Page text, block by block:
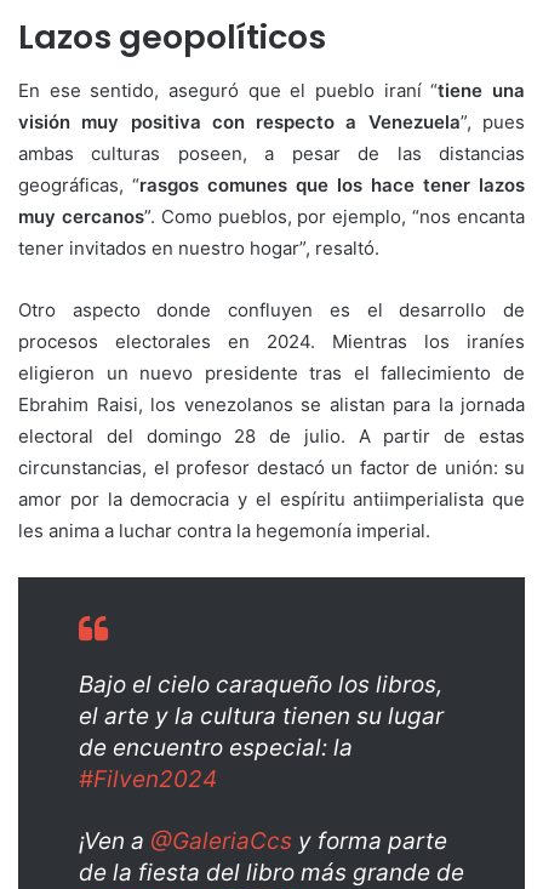
Lazos geopolíticos
En ese sentido, aseguró que el pueblo iraní “tiene una
visión muy positiva con respecto a Venezuela”, pues
ambas culturas poseen, a pesar de las distancias
geográficas, “rasgos comunes que los hace tener lazos
muy cercanos”. Como pueblos, por ejemplo, “nos encanta
tener invitados en nuestro hogar”, resaltó.
Otro aspecto donde confluyen es el desarrollo de
procesos electorales en 2024. Mientras los iraníes
eligieron un nuevo presidente tras el fallecimiento de
Ebrahim Raisi, los venezolanos se alistan para la jornada
electoral del domingo 28 de julio. A partir de estas
circunstancias, el profesor destacó un factor de unión: su
amor por la democracia y el espíritu antiimperialista que
les anima a luchar contra la hegemonía imperial.
Bajo el cielo caraqueño los libros,
el arte y la cultura tienen su lugar
de encuentro especial: la
#Filven2024
¡Ven a @GaleriaCcs y forma parte
de la fiesta del libro más grande de